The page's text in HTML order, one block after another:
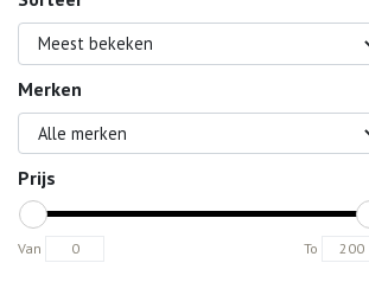
Merken
Prijs
Van To